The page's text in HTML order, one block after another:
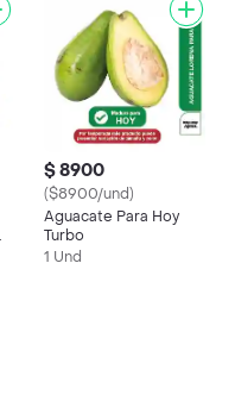
$ 8900
($8900/und)
Aguacate Para Hoy
Turbo
1 Und